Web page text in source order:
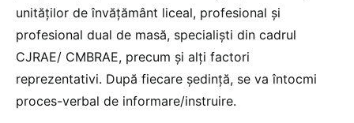
unităților de învățământ liceal, profesional și
profesional dual de masă, specialiști din cadrul
CJRAE/ CMBRAE, precum și alți factori
reprezentativi. După fiecare ședință, se va întocmi
proces-verbal de informare/instruire.